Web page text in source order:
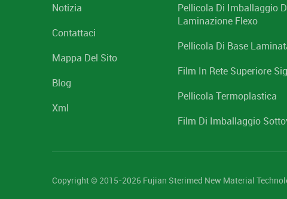
Notizia
Contattaci
Mappa Del Sito
Blog
Xml
Pellicola Di Imballaggio
Laminazione Flexo
Pellicola Di Base
Film In Rete Superiore
Pellicola Termoplastica
Film Di Imballaggio
Copyright © 2015-2026 Fujian Sterimed New Material